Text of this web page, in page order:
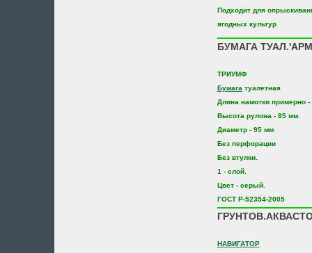
Подходит для
ягодных культур
БУМАГА
ТРИУМФ
Бумага туалетная
Длина намотки примерно -
Высота рулона - 85 мм.
Диаметр - 95 мм
Без перфорации
Без втулки.
1 - слой.
Цвет - серый.
ГОСТ Р-52354-2005
НАВИГАТОР